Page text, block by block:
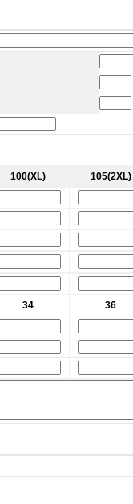
100(XL) 105(2XL)
34 36